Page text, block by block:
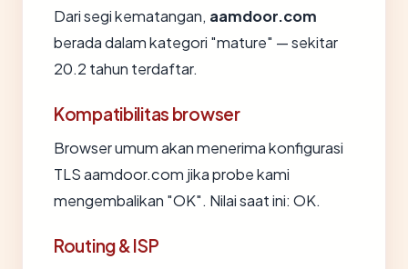
Dari segi kematangan, aamdoor.com
berada dalam kategori "mature" — sekitar
20.2 tahun terdaftar.
Kompatibilitas browser
Browser umum akan menerima konfigurasi
TLS aamdoor.com jika probe kami
mengembalikan "OK". Nilai saat ini: OK.
Routing & ISP